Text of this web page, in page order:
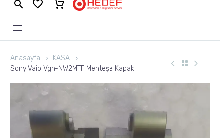
Anasayfa
KASA
Sony Vaio Vgn-NW2MTF Menteşe Kapak